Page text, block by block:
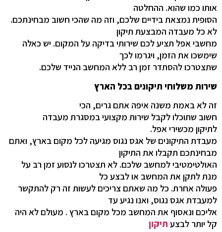
אותו כמו שהוא. ההחלטה
הסופית נמצאת בידיים שלכם, וזה מה שהכי חשוב מבחינתכם.
לא כל מעבדה המבצעת תיקון
מחשבי אפל תציע לכם שירותי בדיקה על המקום. יש כאלה
שימשכו את הזמן, ויגרמו לכך
שתצטרכו להסתדר זמן רב ללא המחשב הנייד שלכם.
שירות משלוחי תיקונים בכל הארץ
זה לא באמת משנה איפה אתם גרים, הכי
חשוב שתוכלו לקבל שירות מקצועי במסגרת מעבדה
לתיקון מכשירי אפל.
מעבדת התיקונים של אגס נגוס מגיעה לכל מקום בארץ, ואתם
מבחינתכם תקבלו את התיקון
האולטימטיבי למחשב שלכם. לא תצטרכו לנסוע זמן רב על
מנת לתקן את המחשב או לבצע כל
פעולה אחרת. כל מה שאתם צריכים לעשות זה רק להתקשר
למעבדת אגס נגוס, ואנו נגיע עד
אליכם ונאסוף את המחשב מכל מקום בארץ . מעולם לא היה
קל יותר לבצע תיקון